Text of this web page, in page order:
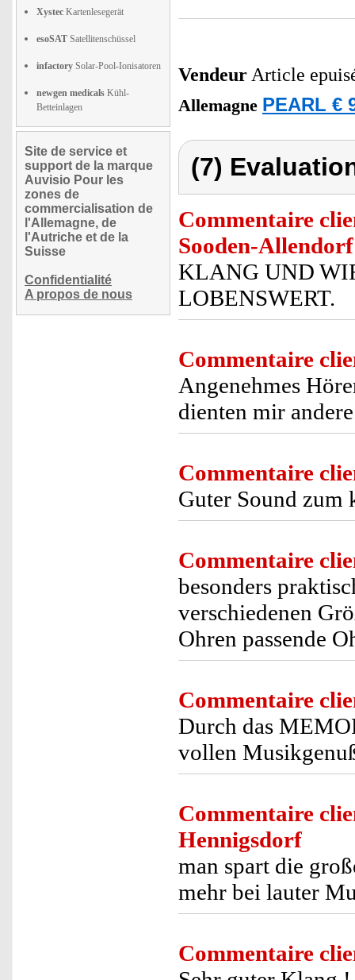
Xystec Kartenlesegerät
esoSAT Satellitenschüssel
infactory Solar-Pool-Ionisatoren
newgen medicals Kühl-
Betteinlagen
Site de service et
support de la marque
Auvisio Pour les
zones de
commercialisation de
l'Allemagne, de
l'Autriche et de la
Suisse
Confidentialité
A propos de nous
Vendeur Article
Allemagne PEARL €
(7)
Commentaire
Sooden-Allendorf
KLANG UND
LOBENSWERT.
Commentaire
Angenehmes
dienten mir
Commentaire
Guter Sound zum
Commentaire
besonders
verschiedenen
Ohren passende
Commentaire
Durch das
vollen
Commentaire
Hennigsdorf
man spart die
mehr bei lauter
Commentaire